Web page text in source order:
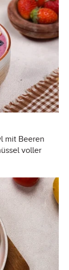
mit Beeren
voller